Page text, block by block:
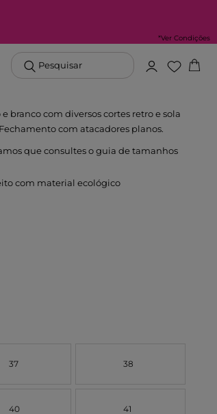
*Ver Condições
Pesquisar
branco com diversos cortes retro e sola
com atacadores planos.
que consultes o guia de tamanhos
com material ecológico
37 38
40 41